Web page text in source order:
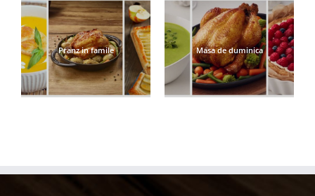
Pranz in famile Masa de duminica